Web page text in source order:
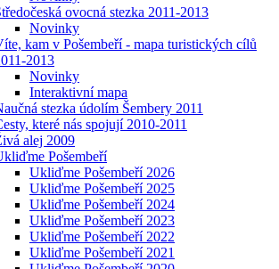
ovocná stezka 2011-2013
Novinky
kam v Pošembeří - mapa turistických cílů
2013
Novinky
Interaktivní mapa
stezka údolím Šembery 2011
které nás spojují 2010-2011
alej 2009
Pošembeří
Ukliďme Pošembeří 2026
Ukliďme Pošembeří 2025
Ukliďme Pošembeří 2024
Ukliďme Pošembeří 2023
Ukliďme Pošembeří 2022
Ukliďme Pošembeří 2021